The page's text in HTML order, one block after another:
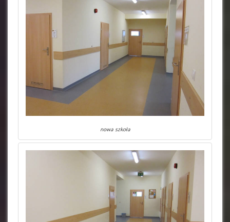
nowa szkoła